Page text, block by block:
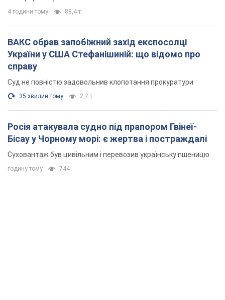
4 години тому 88,4 т.
ВАКС обрав запобіжний захід експосолці
України у США Стефанішиній: що відомо про
справу
Суд не повністю задовольнив клопотання прокуратури
35 хвилин тому 2,7 т.
Росія атакувала судно під прапором Гвінеї-
Бісау у Чорному морі: є жертва і постраждалі
Суховантаж був цивільним і перевозив українську пшеницю
годину тому 744